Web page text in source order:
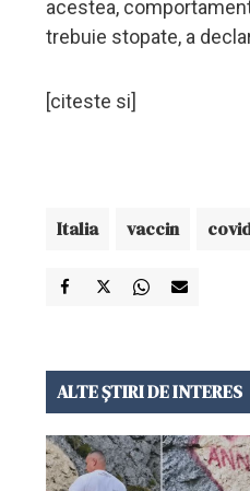
acestea,
trebuie stopate, a
[citeste si]
Italia vaccin
ALTE ȘTIRI DE INTERES